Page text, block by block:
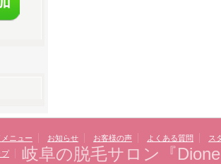
ニュー お知らせ お客様の声 よくある質問 ス
プ 岐阜の脱毛サロン『